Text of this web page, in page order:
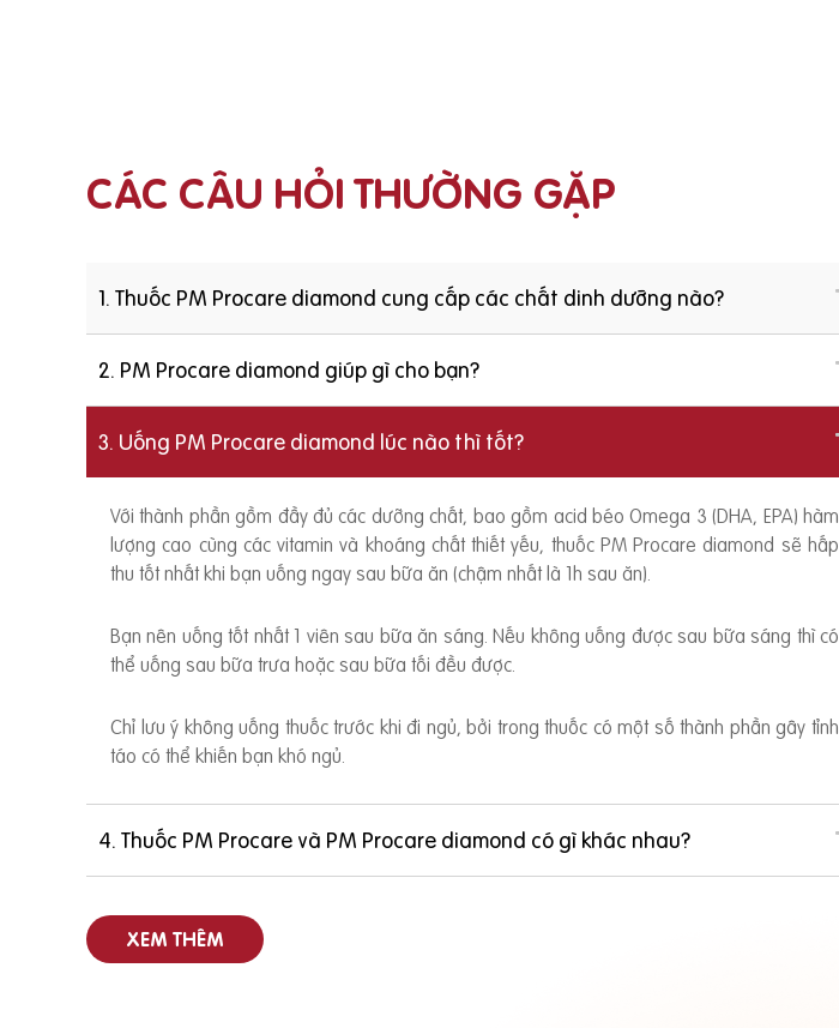
CÁC CÂU HỎI THƯỜNG GẶP
1. Thuốc PM Procare diamond cung cấp các chất dinh dưỡng nào?
2. PM Procare diamond giúp gì cho bạn?
3. Uống PM Procare diamond lúc nào thì tốt?
Với thành phần gồm đầy đủ các dưỡng chất, bao gồm acid béo Omega 3 (DHA, EPA) hàm
lượng cao cùng các vitamin và khoáng chất thiết yếu, thuốc PM Procare diamond sẽ hấp
thu tốt nhất khi bạn uống ngay sau bữa ăn (chậm nhất là 1h sau ăn).
Bạn nên uống tốt nhất 1 viên sau bữa ăn sáng. Nếu không uống được sau bữa sáng thì có
thể uống sau bữa trưa hoặc sau bữa tối đều được.
Chỉ lưu ý không uống thuốc trước khi đi ngủ, bởi trong thuốc có một số thành phần gây tỉnh
táo có thể khiến bạn khó ngủ.
4. Thuốc PM Procare và PM Procare diamond có gì khác nhau?
XEM THÊM